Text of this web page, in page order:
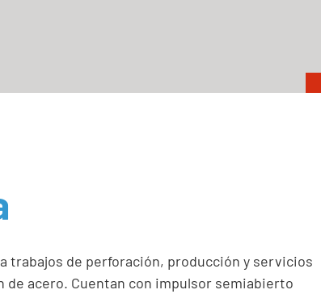
trabajos de perforación, producción y servicios
de acero. Cuentan con impulsor semiabierto